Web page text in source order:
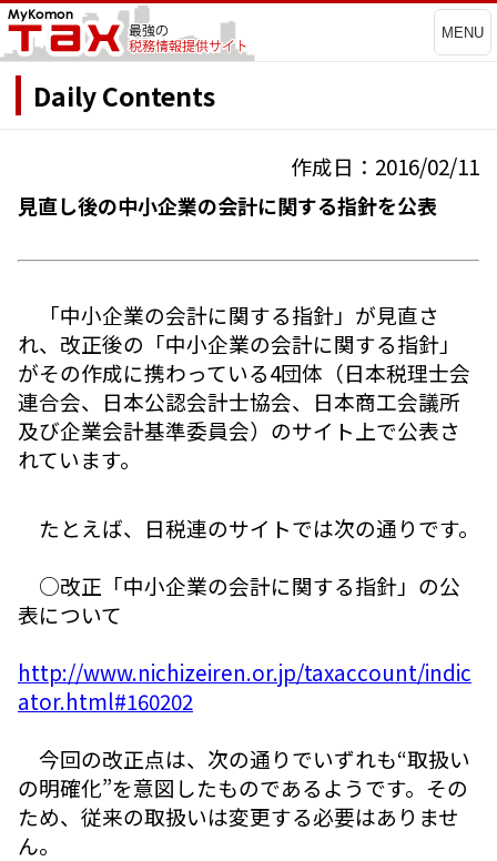
MENU
Daily Contents
作成日：2016/02/11
見直し後の中小企業の会計に関する指針を公表
「中小企業の会計に関する指針」が見直さ
れ、改正後の「中小企業の会計に関する指針」
がその作成に携わっている4団体（日本税理士会
連合会、日本公認会計士協会、日本商工会議所
及び企業会計基準委員会）のサイト上で公表さ
れています。
たとえば、日税連のサイトでは次の通りです。
○改正「中小企業の会計に関する指針」の公
表について
http://www.nichizeiren.or.jp/taxaccount/indic
ator.html#160202
今回の改正点は、次の通りでいずれも“取扱い
の明確化”を意図したものであるようです。その
ため、従来の取扱いは変更する必要はありませ
ん。